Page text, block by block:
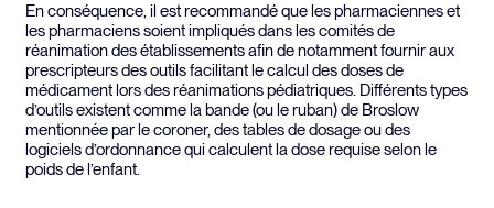
En conséquence, il est recommandé que les pharmaciennes et
les pharmaciens soient impliqués dans les comités de
réanimation des établissements afin de notamment fournir aux
prescripteurs des outils facilitant le calcul des doses de
médicament lors des réanimations pédiatriques. Différents types
d’outils existent comme la bande (ou le ruban) de Broslow
mentionnée par le coroner, des tables de dosage ou des
logiciels d’ordonnance qui calculent la dose requise selon le
poids de l’enfant.